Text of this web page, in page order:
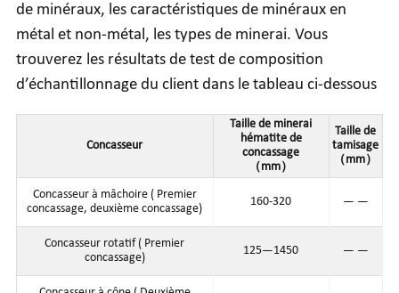
de minéraux, les caractéristiques de minéraux en
métal et non-métal, les types de minerai. Vous
trouverez les résultats de test de composition
d’échantillonnage du client dans le tableau ci-dessous
Concasseur
Taille de minerai
hématite de
concassage
（mm）
Taille de
tamisage
（mm）
Concasseur à mâchoire ( Premier
concassage, deuxième concassage)
160-320 — —
Concasseur rotatif ( Premier
concassage)
125—1450 — —